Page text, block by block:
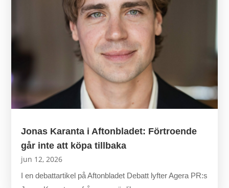
Jonas Karanta i Aftonbladet: Förtroende
går inte att köpa tillbaka
jun 12, 2026
I en debattartikel på Aftonbladet Debatt lyfter Agera PR:s